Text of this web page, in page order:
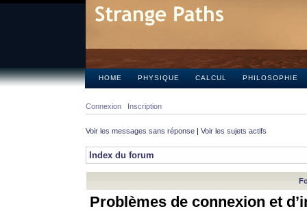
HOME PHYSIQUE CALCUL PHILOSOPHIE
Connexion Inscription
Voir les messages sans réponse | Voir les sujets actifs
Index du forum
Problèmes de connexion et